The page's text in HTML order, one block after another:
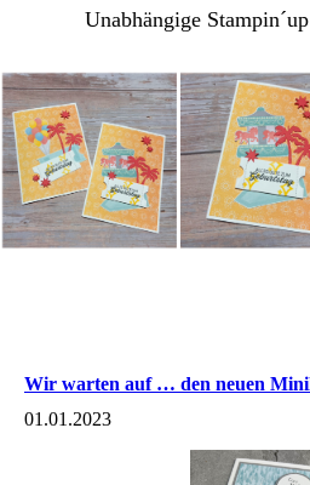
Unabhängige
Wir warten auf … den neuen
01.01.2023